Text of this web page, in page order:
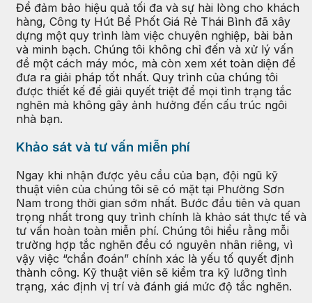
Để đảm bảo hiệu quả tối đa và sự hài lòng cho khách
hàng, Công ty Hút Bể Phốt Giá Rẻ Thái Bình đã xây
dựng một quy trình làm việc chuyên nghiệp, bài bản
và minh bạch. Chúng tôi không chỉ đến và xử lý vấn
đề một cách máy móc, mà còn xem xét toàn diện để
đưa ra giải pháp tốt nhất. Quy trình của chúng tôi
được thiết kế để giải quyết triệt để mọi tình trạng tắc
nghẽn mà không gây ảnh hưởng đến cấu trúc ngôi
nhà bạn.
Khảo sát và tư vấn miễn phí
Ngay khi nhận được yêu cầu của bạn, đội ngũ kỹ
thuật viên của chúng tôi sẽ có mặt tại Phường Sơn
Nam trong thời gian sớm nhất. Bước đầu tiên và quan
trọng nhất trong quy trình chính là khảo sát thực tế và
tư vấn hoàn toàn miễn phí. Chúng tôi hiểu rằng mỗi
trường hợp tắc nghẽn đều có nguyên nhân riêng, vì
vậy việc “chẩn đoán” chính xác là yếu tố quyết định
thành công. Kỹ thuật viên sẽ kiểm tra kỹ lưỡng tình
trạng, xác định vị trí và đánh giá mức độ tắc nghẽn.